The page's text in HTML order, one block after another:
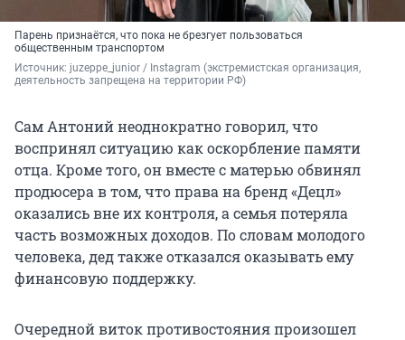
Парень признаётся, что пока не брезгует пользоваться
общественным транспортом
Источник: juzeppe_junior / Instagram (экстремистская организация,
деятельность запрещена на территории РФ)
Сам Антоний неоднократно говорил, что
воспринял ситуацию как оскорбление памяти
отца. Кроме того, он вместе с матерью обвинял
продюсера в том, что права на бренд «Децл»
оказались вне их контроля, а семья потеряла
часть возможных доходов. По словам молодого
человека, дед также отказался оказывать ему
финансовую поддержку.
Очередной виток противостояния произошел